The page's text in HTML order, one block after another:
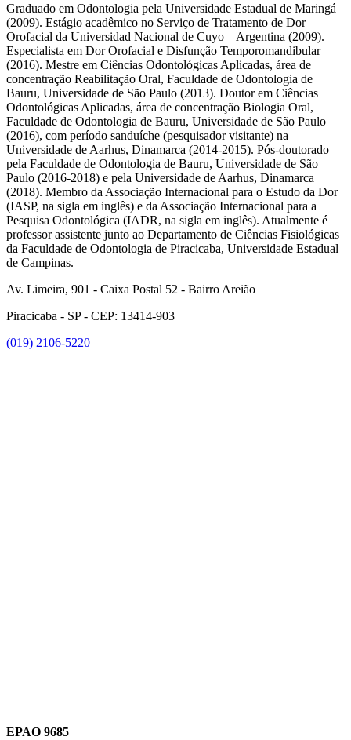
Graduado em Odontologia pela Universidade Estadual de Maringá
(2009). Estágio acadêmico no Serviço de Tratamento de Dor
Orofacial da Universidad Nacional de Cuyo – Argentina (2009).
Especialista em Dor Orofacial e Disfunção Temporomandibular
(2016). Mestre em Ciências Odontológicas Aplicadas, área de
concentração Reabilitação Oral, Faculdade de Odontologia de
Bauru, Universidade de São Paulo (2013). Doutor em Ciências
Odontológicas Aplicadas, área de concentração Biologia Oral,
Faculdade de Odontologia de Bauru, Universidade de São Paulo
(2016), com período sanduíche (pesquisador visitante) na
Universidade de Aarhus, Dinamarca (2014-2015). Pós-doutorado
pela Faculdade de Odontologia de Bauru, Universidade de São
Paulo (2016-2018) e pela Universidade de Aarhus, Dinamarca
(2018). Membro da Associação Internacional para o Estudo da Dor
(IASP, na sigla em inglês) e da Associação Internacional para a
Pesquisa Odontológica (IADR, na sigla em inglês). Atualmente é
professor assistente junto ao Departamento de Ciências Fisiológicas
da Faculdade de Odontologia de Piracicaba, Universidade Estadual
de Campinas.
Av. Limeira, 901 - Caixa Postal 52 - Bairro Areião
Piracicaba - SP - CEP: 13414-903
(019) 2106-5220
EPAO 9685